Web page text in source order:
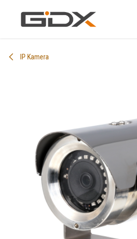
IP Kamera